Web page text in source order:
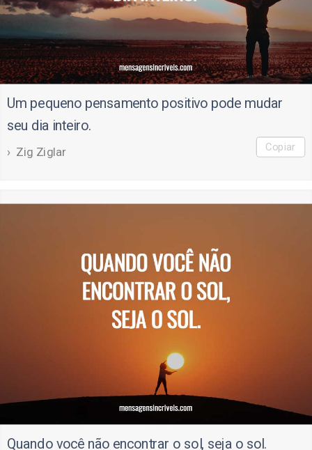
Um pequeno pensamento positivo pode mudar
seu dia inteiro.
Zig Ziglar Copiar
Quando você não encontrar o sol, seja o sol.